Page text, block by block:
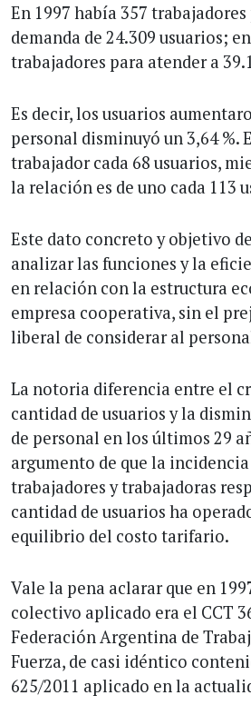
En 1997 había 357
demanda de 24.309 usuarios;
trabajadores para atender a
Es decir, los usuarios
personal disminuyó un 3,64 %.
trabajador cada 68 usuarios,
la relación es de uno cada 113
Este dato concreto y objetivo
analizar las funciones y la
en relación con la estructura
empresa cooperativa, sin el
liberal de considerar al
La notoria diferencia entre el
cantidad de usuarios y la
de personal en los últimos 29
argumento de que la
trabajadores y trabajadoras
cantidad de usuarios ha
equilibrio del costo tarifario.
Vale la pena aclarar que en
colectivo aplicado era el CCT
Federación Argentina de
Fuerza, de casi idéntico
625/2011 aplicado en la